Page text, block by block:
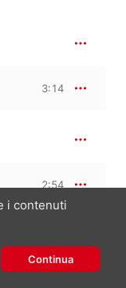
3:14
2:54
i contenuti
Continua